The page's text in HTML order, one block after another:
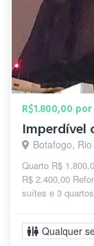
R$1.800,00
Botafogo,
Quarto R$
R$ 2.400,00
suítes e 3
Qualquer